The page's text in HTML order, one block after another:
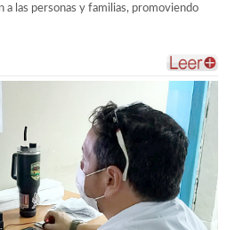
a las personas y familias, promoviendo